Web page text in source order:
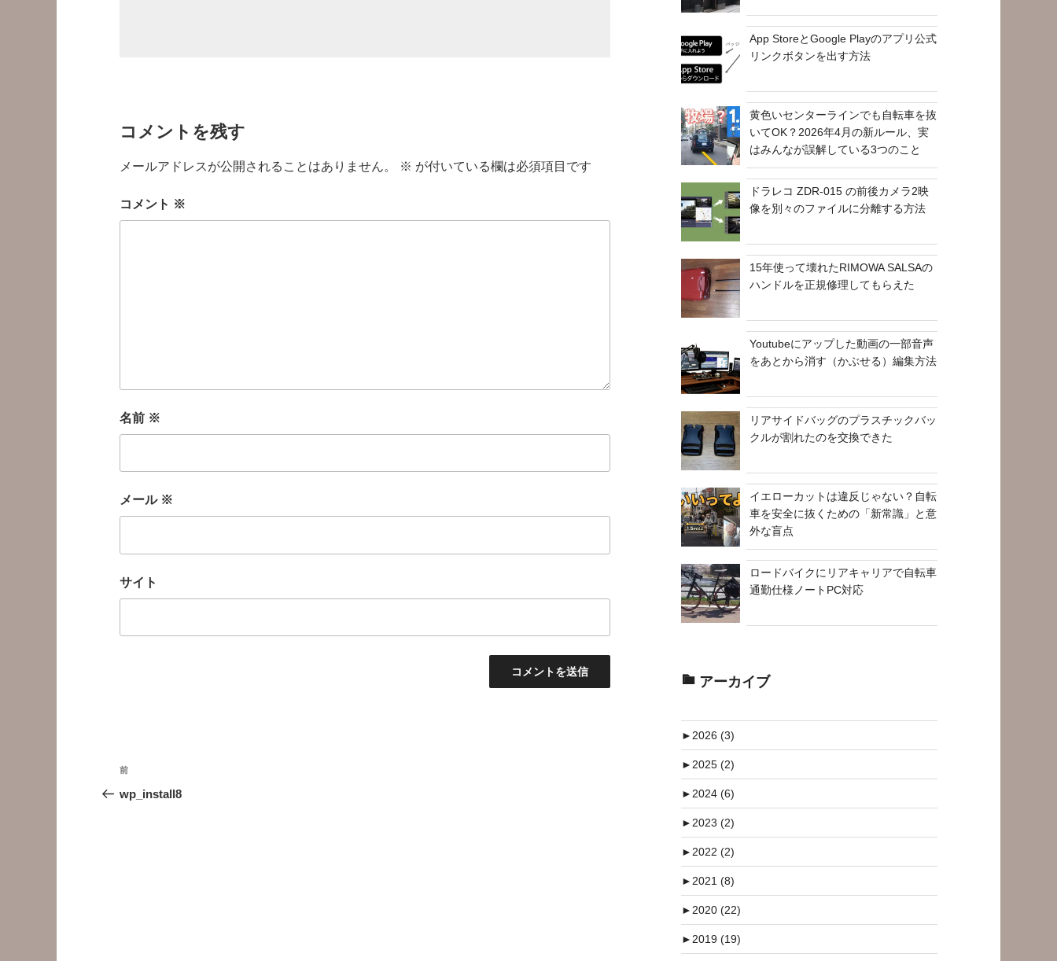
コメントを残す
メールアドレスが公開されることはありません。 ※ が付いている欄は必須項目です
コメント ※
名前 ※
メール ※
サイト
投
稿
前
の
前
wp_install8
App StoreとGoogle Playのアプリ公式
リンクボタンを出す方法
黄色いセンターラインでも自転車を抜
いてOK？2026年4月の新ルール、実
はみんなが誤解している3つのこと
ドラレコ ZDR-015 の前後カメラ2映
像を別々のファイルに分離する方法
15年使って壊れたRIMOWA SALSAの
ハンドルを正規修理してもらえた
Youtubeにアップした動画の一部音声
をあとから消す（かぶせる）編集方法
リアサイドバッグのプラスチックバッ
クルが割れたのを交換できた
イエローカットは違反じゃない？自転
車を安全に抜くための「新常識」と意
外な盲点
ロードバイクにリアキャリアで自転車
通勤仕様ノートPC対応
アーカイブ
►2026 (3)
►2025 (2)
►2024 (6)
►2023 (2)
►2022 (2)
►2021 (8)
►2020 (22)
►2019 (19)